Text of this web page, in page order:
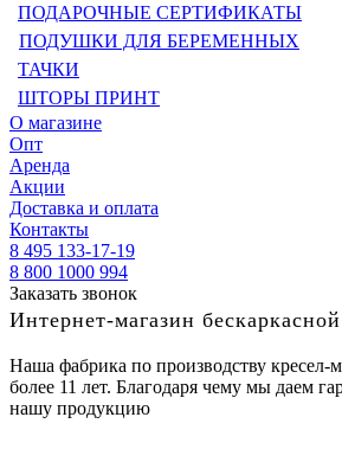
ПОДАРОЧНЫЕ СЕРТИФИКАТЫ
ПОДУШКИ ДЛЯ БЕРЕМЕННЫХ
ТАЧКИ
ШТОРЫ ПРИНТ
О магазине
Опт
Аренда
Акции
Доставка и оплата
Контакты
8 495 133-17-19
8 800 1000 994
Заказать звонок
Интернет-магазин
Наша фабрика по производству кресел-
более 11 лет. Благодаря чему мы даем
нашу продукцию